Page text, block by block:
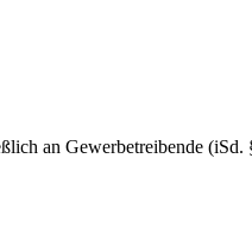
an Gewerbetreibende (iSd.